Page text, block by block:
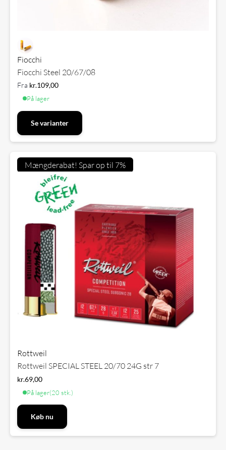
Fiocchi
Fiocchi Steel 20/67/08
Fra kr.109,00
På lager
Se varianter
Mængderabat! Spar op til 7%
Rottweil
Rottweil SPECIAL STEEL 20/70 24G str 7
kr.69,00
På lager(20 stk.)
Køb nu